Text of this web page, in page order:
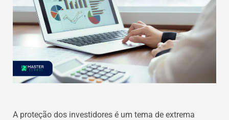
A proteção dos investidores é um tema de extrema